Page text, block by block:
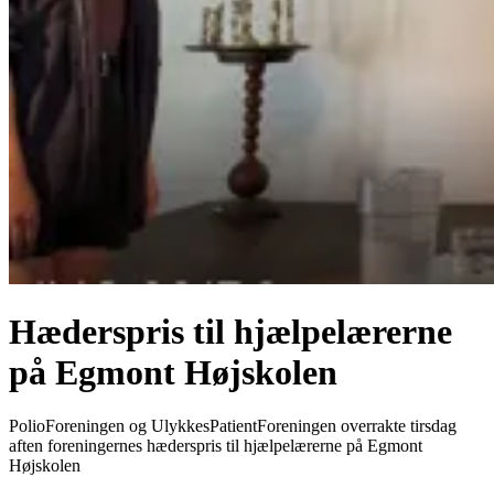
Hæderspris til hjælpelærerne
på Egmont Højskolen
PolioForeningen og UlykkesPatientForeningen overrakte tirsdag
aften foreningernes hæderspris til hjælpelærerne på Egmont
Højskolen